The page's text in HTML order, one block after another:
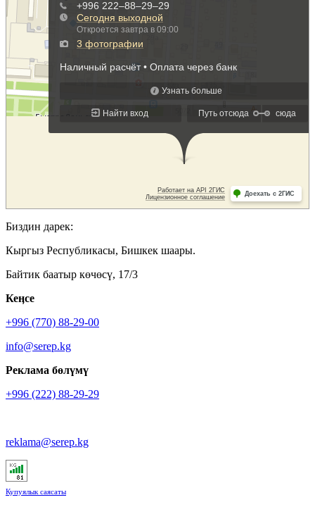
Биздин дарек:
Кыргыз Республикасы, Бишкек шаары.
Байтик баатыр көчөсү, 17/3
Кеӊсе
+996 (770) 88-29-00
info@serep.kg
Реклама бөлүмү
+996 (222) 88-29-29
reklama@serep.kg
Купуялык саясаты